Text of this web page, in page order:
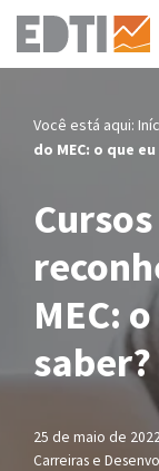
Pular
conteúdo
Você está aqui:
do MEC: o que
MEC:
saber?
25 de maio de
Carreiras e